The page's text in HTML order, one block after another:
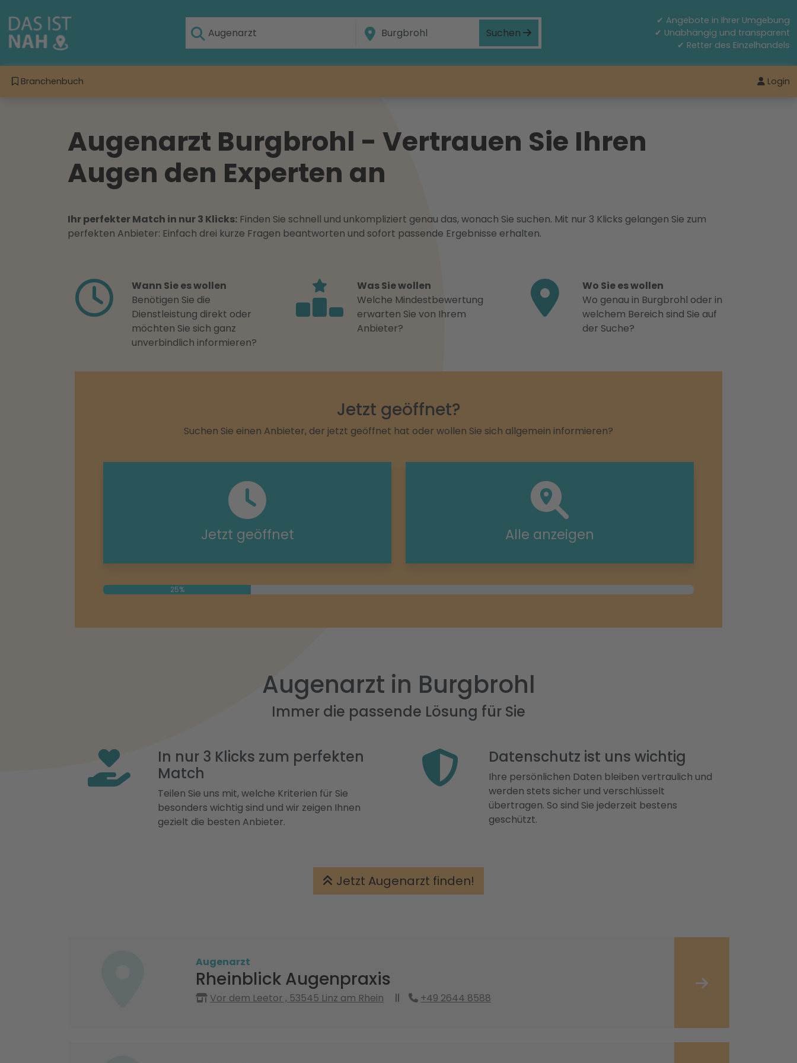
Suchen
✔ Angebote in Ihrer Umgebung
✔ Unabhängig und transparent
✔ Retter des Einzelhandels
Branchenbuch Login
Augenarzt Burgbrohl - Vertrauen Sie Ihren
Augen den Experten an
Ihr perfekter Match in nur 3 Klicks: Finden Sie schnell und unkompliziert genau das, wonach Sie suchen. Mit nur 3 Klicks gelangen Sie zum
perfekten Anbieter: Einfach drei kurze Fragen beantworten und sofort passende Ergebnisse erhalten.
Wann Sie es wollen
Benötigen Sie die
Dienstleistung direkt oder
möchten Sie sich ganz
unverbindlich informieren?
Was Sie wollen
Welche Mindestbewertung
erwarten Sie von Ihrem
Anbieter?
Wo Sie es wollen
Wo genau in Burgbrohl oder in
welchem Bereich sind Sie auf
der Suche?
Jetzt geöffnet?
Suchen Sie einen Anbieter, der jetzt geöffnet hat oder wollen Sie sich allgemein informieren?
Jetzt geöffnet Alle anzeigen
25%
Augenarzt in Burgbrohl
Immer die passende Lösung für Sie
In nur 3 Klicks zum perfekten
Match
Teilen Sie uns mit, welche Kriterien für Sie
besonders wichtig sind und wir zeigen Ihnen
gezielt die besten Anbieter.
Datenschutz ist uns wichtig
Ihre persönlichen Daten bleiben vertraulich und
werden stets sicher und verschlüsselt
übertragen. So sind Sie jederzeit bestens
geschützt.
Jetzt Augenarzt finden!
Augenarzt
Rheinblick Augenpraxis
Vor dem Leetor , 53545 Linz am Rhein +49 2644 8588